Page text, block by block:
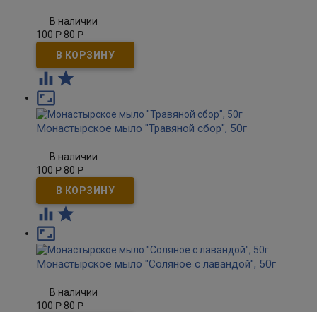
В наличии
100 Р 80 Р
 

Монастырское мыло "Травяной сбор", 50г
В наличии
100 Р 80 Р
 

Монастырское мыло "Соляное с лавандой", 50г
В наличии
100 Р 80 Р